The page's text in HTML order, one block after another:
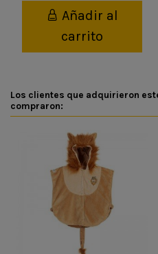
Añadir al
carrito
Los clientes que adquirieron
compraron: